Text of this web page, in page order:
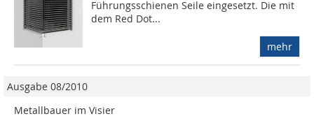
Führungsschienen Seile eingesetzt. Die mit
dem Red Dot...
mehr
Ausgabe 08/2010
Metallbauer im Visier